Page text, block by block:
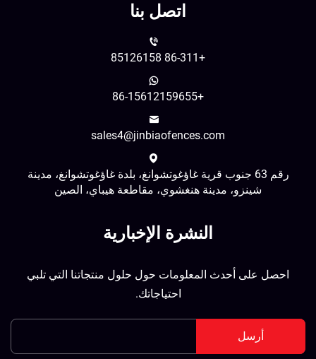
اتصل بنا
sales4@jinbiaofences.com
رقم 63 جنوب قرية غاؤغوتشوانغ، بلدة غاؤغوتشوانغ، مدينة
شينزو، مدينة هنغشوي، مقاطعة هيباي، الصين
النشرة الإخبارية
احصل على أحدث المعلومات حول حلول منتجاتنا التي تلبي
احتياجاتك.
أرسل